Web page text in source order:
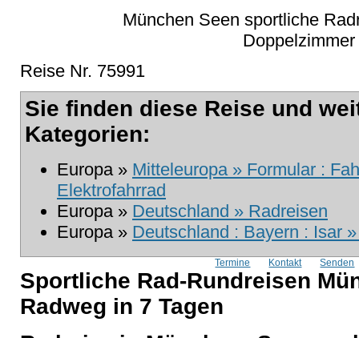
München Seen sportliche
Reise Nr. 75991
Sie finden diese Reise und
Kategorien:
Europa » Mitteleuropa » Formular :
Elektrofahrrad
Europa » Deutschland » Radreisen
Europa » Deutschland : Bayern : Isar
Termine Kontakt Senden
Sportliche Rad-Rundreisen
Radweg in 7 Tagen